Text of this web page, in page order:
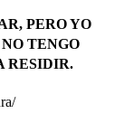
PERO YO
TENGO
RESIDIR.
/